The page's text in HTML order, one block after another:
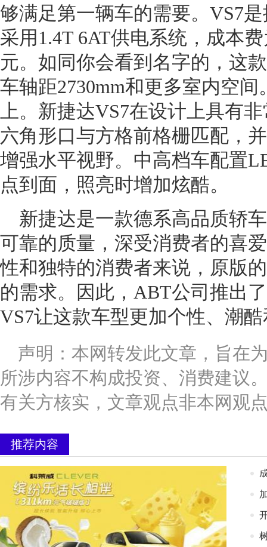
够满足第一辆车的需要。VS7
采用1.4T 6AT供电系统，成本
元。如同你会看到名字的，这
车轴距2730mm和更多室内空
上。新捷达VS7在设计上具有
六角形口与方格前格栅匹配，
增强水平视野。中高档车配置
点到面，照亮时增加炫酷。
新捷达是一款德系高品质轿
可靠的质量，深受消费者的喜
性和独特的消费者来说，原版
的需求。因此，ABT公司推出
VS7让这款车型更加个性、潮
声明：本网转发此文章，旨在
所涉内容不构成投资、消费建议
有关方核实，文章观点非本网观
推荐内容